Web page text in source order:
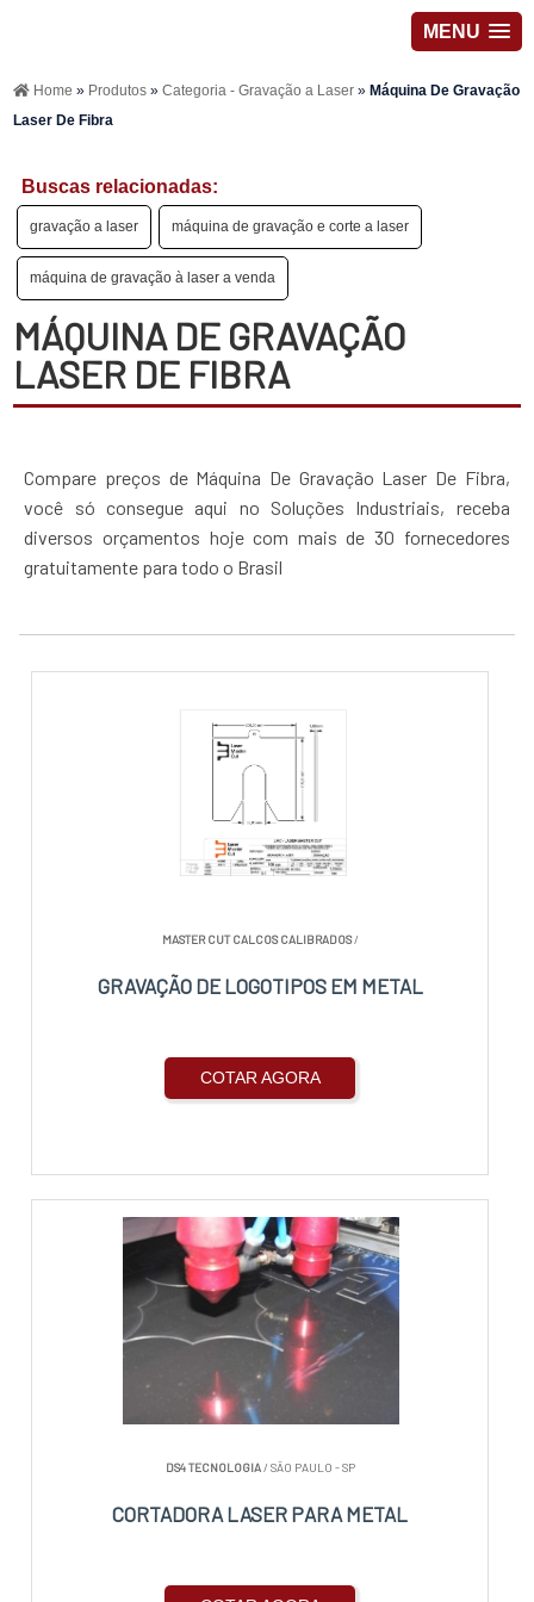
MENU
Home » Produtos»Categoria - Gravação a Laser» Máquina De Gravação
Laser De Fibra
Buscas relacionadas:
gravação a laser máquina de gravação e corte a laser
máquina de gravação à laser a venda
MÁQUINA DE GRAVAÇÃO
LASER DE FIBRA
Compare preços de Máquina De Gravação Laser De Fibra,
você só consegue aqui no Soluções Industriais, receba
diversos orçamentos hoje com mais de 30 fornecedores
gratuitamente para todo o Brasil
MASTER CUT CALCOS CALIBRADOS/
GRAVAÇÃO DE LOGOTIPOS EM METAL
COTAR AGORA
DS4 TECNOLOGIA/ SÃO PAULO - SP
CORTADORA LASER PARA METAL